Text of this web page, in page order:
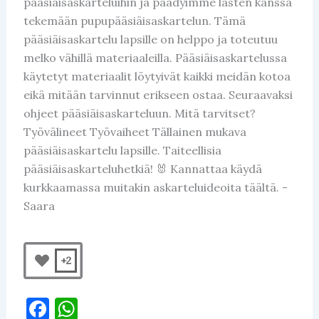
tekemään pupupääsiäisaskartelun. Tämä
pääsiäisaskartelu lapsille on helppo ja toteutuu
melko vähillä materiaaleilla. Pääsiäisaskartelussa
käytetyt materiaalit löytyivät kaikki meidän kotoa
eikä mitään tarvinnut erikseen ostaa. Seuraavaksi
ohjeet pääsiäisaskarteluun. Mitä tarvitset?
Työvälineet Työvaiheet Tällainen mukava
pääsiäisaskartelu lapsille. Taiteellisia
pääsiäisaskarteluhetkiä! 🐰 Kannattaa käydä
kurkkaamassa muitakin askarteluideoita täältä. -
Saara
+2
F W